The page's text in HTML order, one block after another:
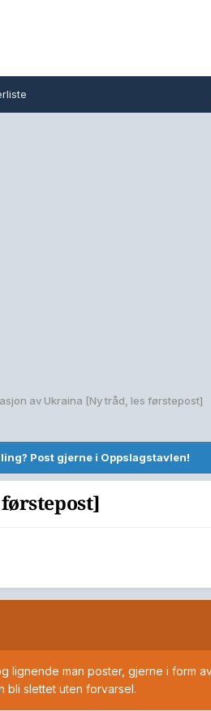
av Ukraina [Ny tråd, les førstepost]
Post gjerne i Oppslagstavlen!
lignende man poster, gjerne i form
bli slettet uten forvarsel.